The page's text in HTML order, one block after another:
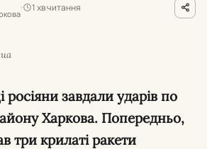
1 хв читання
Харкова. Попередньо,
три крилаті ракети